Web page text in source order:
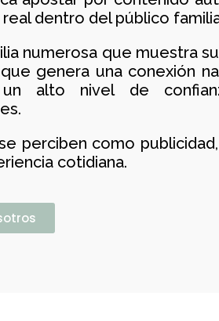
dentro del público
numerosa que muestra
genera una conexión
alto nivel de
perciben como
cotidiana.